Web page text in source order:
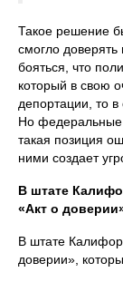
Такое решение
смогло
бояться, что
который в свою
депортации, то в
Но федеральные
такая позиция
ними создает
В штате
«Акт о
В штате
доверии»,